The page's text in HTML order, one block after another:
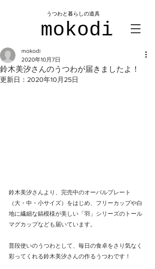
mokodi
​うつわと暮らしの道具
鈴木美汐さんのうつわが届きましたよ！
mokodi
2020年10月7日
更新日： 2020年10月25日
鈴木美汐さんより、完売中のオーバルプレート
（大・中・小サイズ）をはじめ、フリーカップや白
地に繊細な鎬模様が美しい「羽」シリーズのトール
マグカップなども届いています。
普段使いのうつわとして、毎日の食卓をさり気なく
彩ってくれる鈴木美汐さんの作るうつわです！